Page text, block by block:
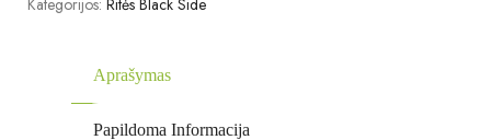
Aprašymas
Papildoma Informacija